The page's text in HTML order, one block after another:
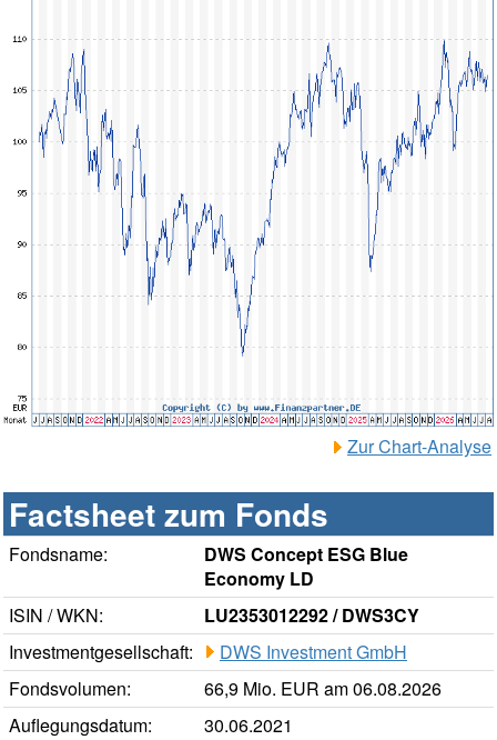
Zur Chart-Analyse
Factsheet zum Fonds
Fondsname:
DWS Concept ESG Blue
Economy LD
ISIN / WKN:
LU2353012292 / DWS3CY
Investmentgesellschaft:
DWS Investment GmbH
Fondsvolumen:
66,9 Mio. EUR am 06.08.2026
Auflegungsdatum:
30.06.2021